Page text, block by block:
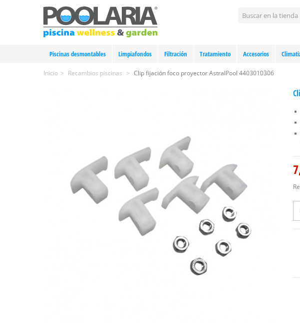
Piscinas desmontables Limpiafondos Filtración Tratamiento Accesorios
Inicio > Recambios piscinas > Clip fijación foco proyector AstralPool 4403010306